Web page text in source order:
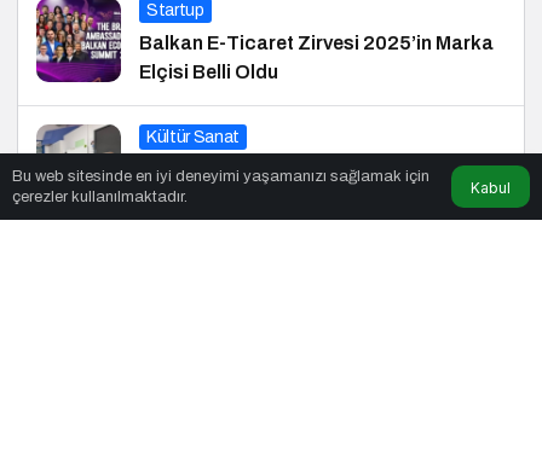
Startup
Balkan E-Ticaret Zirvesi 2025’in Marka
Elçisi Belli Oldu
Kültür Sanat
Çocuklar Masallarla Hayallerini
Gerçekleştiriyor!
Bu web sitesinde en iyi deneyimi yaşamanızı sağlamak için
çerezler kullanılmaktadır.
Kabul